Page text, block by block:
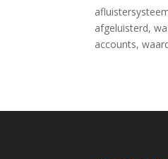
afgeluisterd,
accounts,